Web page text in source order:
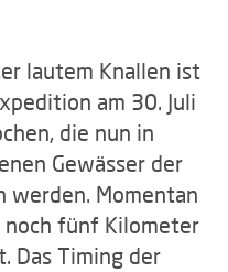
lautem Knallen ist
am 30. Juli
die nun in
Gewässer der
werden. Momentan
noch fünf Kilometer
Das Timing der